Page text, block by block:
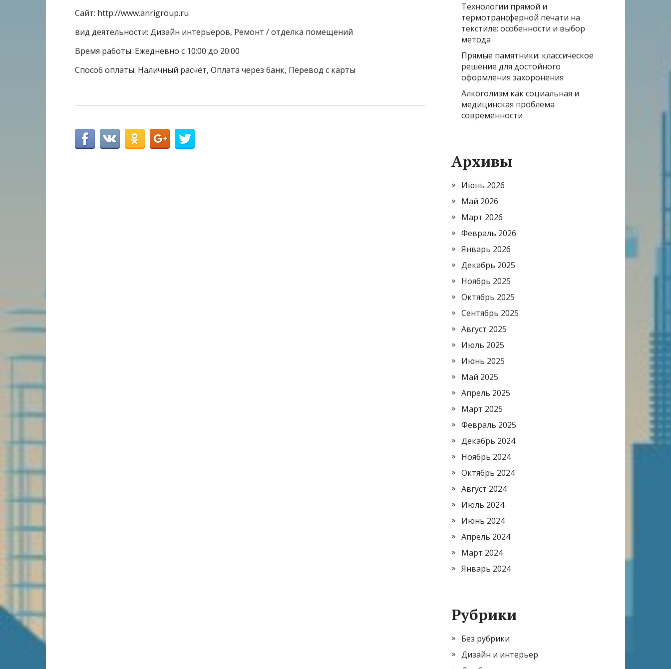
Сайт: http://www.anrigroup.ru
вид деятельности: Дизайн интерьеров, Ремонт / отделка помещений
Время работы: Ежедневно с 10:00 до 20:00
Способ оплаты: Наличный расчёт, Оплата через банк, Перевод с карты
Технологии прямой и
термотрансферной печати на
текстиле: особенности и выбор
метода
Прямые памятники: классическое
решение для достойного
оформления захоронения
Алкоголизм как социальная и
медицинская проблема
современности
Архивы
Июнь 2026
Май 2026
Март 2026
Февраль 2026
Январь 2026
Декабрь 2025
Ноябрь 2025
Октябрь 2025
Сентябрь 2025
Август 2025
Июль 2025
Июнь 2025
Май 2025
Апрель 2025
Март 2025
Февраль 2025
Декабрь 2024
Ноябрь 2024
Октябрь 2024
Август 2024
Июль 2024
Июнь 2024
Апрель 2024
Март 2024
Январь 2024
Рубрики
Без рубрики
Дизайн и интерьер